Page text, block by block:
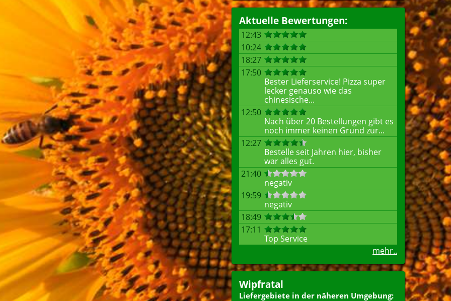
Aktuelle Bewertungen:
12:43
10:24
18:27
17:50
Bester Lieferservice! Pizza super
lecker genauso wie das
chinesische...
12:50
Nach über 20 Bestellungen gibt es
noch immer keinen Grund zur...
12:27
Bestelle seit Jahren hier, bisher
war alles gut.
21:40
negativ
19:59
negativ
18:49
17:11
Top Service
mehr..
Wipfratal
Liefergebiete in der näheren Umgebung: